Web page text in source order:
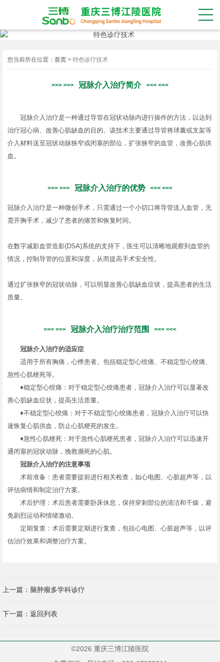
您当前所在位置： 首页 > 特色诊疗技术
冠脉介入治疗简介
冠脉介入治疗是一种通过导管在冠状动脉内进行操作的方法，以达到
治疗冠心病、改善心肌缺血的目的。该技术主要通过导管将球囊或支架等
介入材料送至冠状动脉狭窄或闭塞的部位，扩张狭窄的血管，改善心肌供
血。
冠脉介入治疗的优势
冠脉介入治疗是一种微创手术，只需通过一个小切口将导管送入血管，无
需开胸手术，减少了患者的痛苦和恢复时间。
在数字减影血管造影(DSA)系统的支持下，医生可以清晰地观察到血管的
情况，控制导管的位置和深度，从而提高手术安全性。
通过扩张狭窄的冠状动脉，可以明显改善心肌缺血症状，提高患者的生活
质量。
冠脉介入治疗治疗范围
冠脉介入治疗的适应症
适用于所有胸痛，心悸患者。包括稳定型心绞痛、不稳定型心绞痛、
急性心肌梗死等。
♦稳定型心绞痛：对于稳定型心绞痛患者，冠脉介入治疗可以显著改
善心肌缺血症状，提高生活质量。
♦不稳定型心绞痛：对于不稳定型心绞痛患者，冠脉介入治疗可以快
速恢复心肌供血，防止心肌梗死的发生。
♦急性心肌梗死：对于急性心肌梗死患者，冠脉介入治疗可以迅速开
通闭塞的冠状动脉，挽救濒死的心肌。
冠脉介入治疗的注意事项
术前准备：患者需要提前进行相关检查，如心电图、心脏超声等，以
评估病情和制定治疗方案。
术后护理：术后患者需要卧床休息，保持穿刺部位的清洁和干燥，避
免剧烈运动和情绪激动。
定期复查：术后需要定期进行复查，包括心电图、心脏超声等，以评
估治疗效果和调整治疗方案。
上一篇： 脑肿瘤多学科诊疗
下一篇： 返回列表
©2026 重庆三博江陵医院